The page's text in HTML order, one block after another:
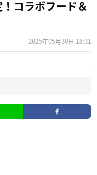
コラボフード＆
2025年05月30日 18:31